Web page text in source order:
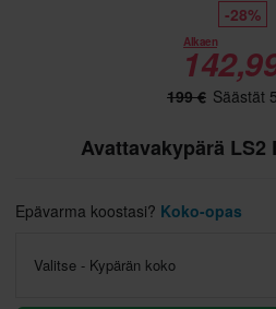
-28%
Alkaen
199 € Säästät
Avattavakypärä LS2
Epävarma koostasi? Koko-opas
Valitse - Kypärän koko